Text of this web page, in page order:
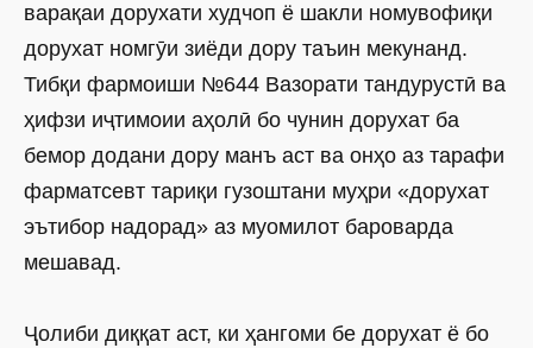
варақаи дорухати худчоп ё шакли номувофиқи
дорухат номгӯи зиёди дору таъин мекунанд.
Тибқи фармоиши №644 Вазорати тандурустӣ ва
ҳифзи иҷтимоии аҳолӣ бо чунин дорухат ба
бемор додани дору манъ аст ва онҳо аз тарафи
фарматсевт тариқи гузоштани муҳри «дорухат
эътибор надорад» аз муомилот бароварда
мешавад.
Ҷолиби диққат аст, ки ҳангоми бе дорухат ё бо